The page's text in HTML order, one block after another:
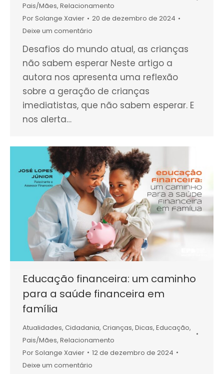
Pais/Mães, Relacionamento
PorSolange Xavier
20 de dezembro de 2024
Deixe um comentário
Desafios do mundo atual, as crianças
não sabem esperar Neste artigo a
autora nos apresenta uma reflexão
sobre a geração de crianças
imediatistas, que não sabem esperar. E
nos alerta…
Educação financeira: um caminho
para a saúde financeira em
família
Atualidades, Cidadania, Crianças, Dicas, Educação,
Pais/Mães, Relacionamento
PorSolange Xavier
12 de dezembro de 2024
Deixe um comentário